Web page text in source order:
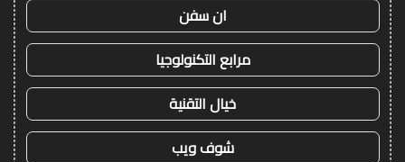
ان سفن
مرابع التكنولوجيا
خيال التقنية
شوف ويب